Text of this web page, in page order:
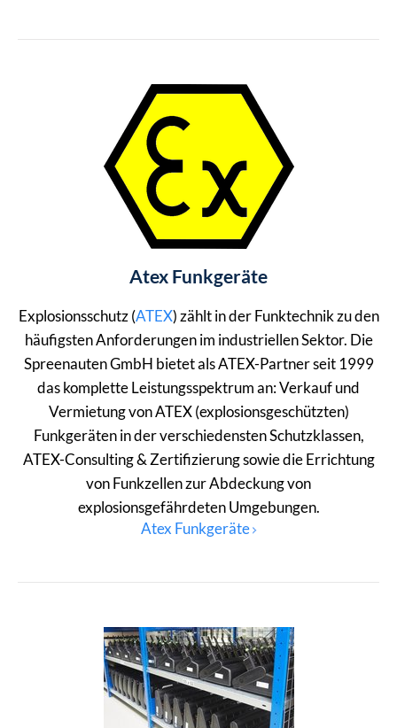
Atex Funkgeräte
Explosionsschutz (ATEX) zählt in der Funktechnik zu den
häufigsten Anforderungen im industriellen Sektor. Die
Spreenauten GmbH bietet als ATEX-Partner seit 1999
das komplette Leistungsspektrum an: Verkauf und
Vermietung von ATEX (explosionsgeschützten)
Funkgeräten in der verschiedensten Schutzklassen,
ATEX-Consulting & Zertifizierung sowie die Errichtung
von Funkzellen zur Abdeckung von
explosionsgefährdeten Umgebungen.
Atex Funkgeräte